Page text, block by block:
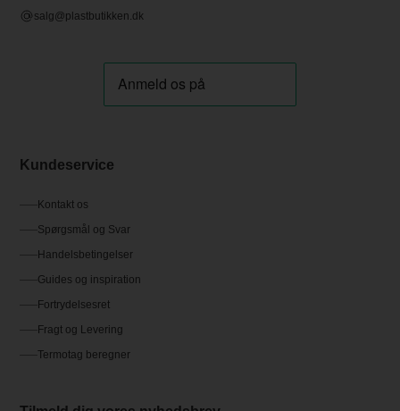
salg@plastbutikken.dk
Kundeservice
Kontakt os
Spørgsmål og Svar
Handelsbetingelser
Guides og inspiration
Fortrydelsesret
Fragt og Levering
Termotag beregner